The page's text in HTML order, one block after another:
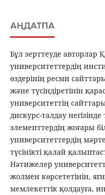
АҢДАТПА
Бұл зерттеуде авторлар
университеттердің
өздерінің ресми
және түсіндіретінін
университеттің
дискурс-талдау
элементтердің жоғары
университеттердің
түсінікті қалай
Нәтижелер
жолмен көрсететінін,
мемлекеттік қолдауға,